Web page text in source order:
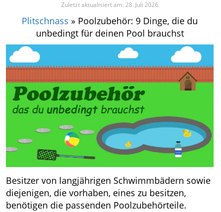
Zuletzt aktualisiert am: 28. Juli 2026
Plitschnass » Poolzubehör: 9 Dinge, die du
unbedingt für deinen Pool brauchst
Besitzer von langjährigen Schwimmbädern sowie
diejenigen, die vorhaben, eines zu besitzen,
benötigen die passenden Poolzubehörteile.